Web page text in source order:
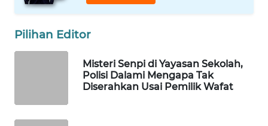
Pilihan Editor
Misteri Senpi di Yayasan Sekolah,
Polisi Dalami Mengapa Tak
Diserahkan Usai Pemilik Wafat
DESA
WISATA